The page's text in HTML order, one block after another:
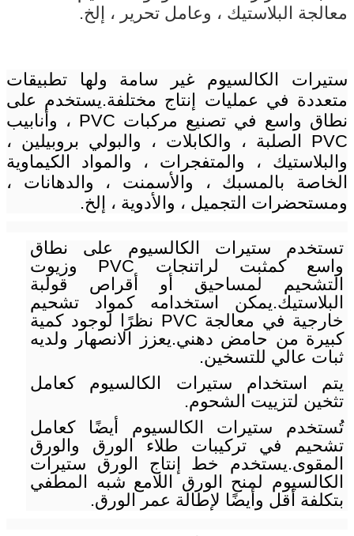
معالجة البلاستيك ، وعامل تحرير ، إلخ.
ستيرات الكالسيوم غير سامة ولها تطبيقات
متعددة في عمليات إنتاج مختلفة.يستخدم على
نطاق واسع في تصنيع مركبات PVC ، وأنابيب
PVC الصلبة ، والكابلات ، والبولي بروبيلين ،
والبلاستيك ، والمتفجرات ، والمواد الكيماوية
الخاصة بالمسبك ، والأسمنت ، والدهانات ،
ومستحضرات التجميل ، والأدوية ، إلخ.
تستخدم ستيرات الكالسيوم على نطاق
واسع كمثبت لراتنجات PVC وزيوت
التشحيم لمساحيق أو أقراص قولبة
البلاستيك.يمكن استخدامه كمواد تشحيم
خارجية في معالجة PVC نظرًا لوجود كمية
كبيرة من حامض دهني.يعزز الانصهار ولديه
ثبات عالي للتسخين.
يتم استخدام ستيرات الكالسيوم كعامل
تثخين لتزييت الشحوم.
تُستخدم ستيرات الكالسيوم أيضًا كعامل
تشحيم في تركيبات طلاء الورق والورق
المقوى.يستخدم خط إنتاج الورق ستيرات
الكالسيوم لمنح الورق اللامع شبه المطفي
بتكلفة أقل وأيضًا لإطالة عمر الورق.